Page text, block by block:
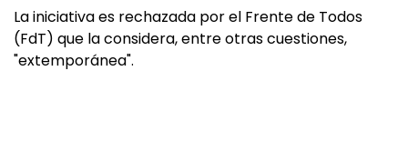
La iniciativa es rechazada por el Frente de Todos
(FdT) que la considera, entre otras cuestiones,
"extemporánea".